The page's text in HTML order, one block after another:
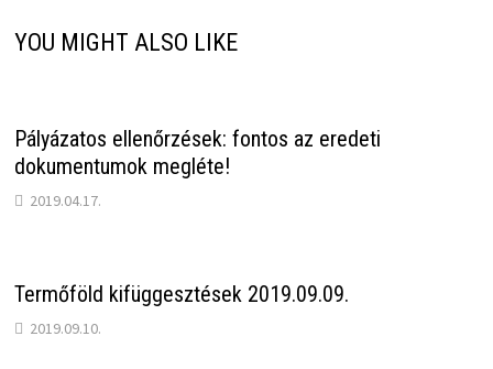
YOU MIGHT ALSO LIKE
Pályázatos ellenőrzések: fontos az eredeti
dokumentumok megléte!
2019.04.17.
Termőföld kifüggesztések 2019.09.09.
2019.09.10.